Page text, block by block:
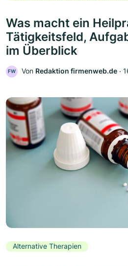
Was macht ein
Tätigkeitsfeld,
im Überblick
FW Von Redaktion firmenweb.de ‧
Alternative Therapien